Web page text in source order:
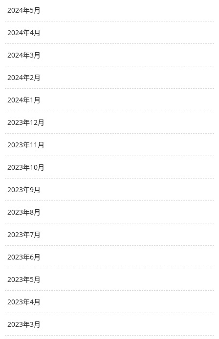
2024年5月
2024年4月
2024年3月
2024年2月
2024年1月
2023年12月
2023年11月
2023年10月
2023年9月
2023年8月
2023年7月
2023年6月
2023年5月
2023年4月
2023年3月